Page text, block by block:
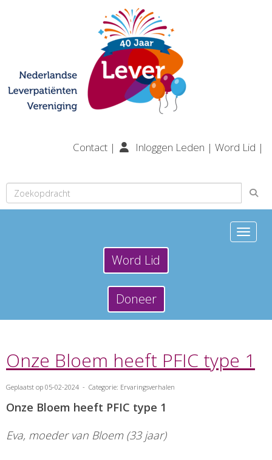
Contact | Inloggen Leden | Word Lid |
Toggle
Word Lid
Doneer
Onze Bloem heeft PFIC type 1
Geplaatst op 05-02-2024 - Categorie: Ervaringsverhalen
Onze Bloem heeft PFIC type 1
Eva, moeder van Bloem (33 jaar)